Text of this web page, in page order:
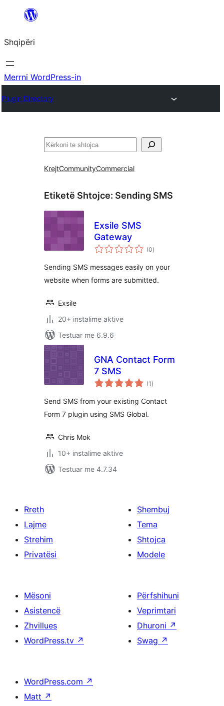
Hidhu
lënda
Shqipëri
Merrni WordPress-in
Plugin Directory
Kërko
KrejtCommunityCommercial
Etiketë Shtojce: Sending SMS
Exsile SMS
Gateway
(0vlerësime
gjithsej
)
Sending SMS messages easily on your
website when forms are submitted.
Exsile
20+ instalime aktive
Testuar me 6.9.6
GNA Contact Form
7 SMS
(1 vlerësime
gjithsej
)
Send SMS from your existing Contact
Form 7 plugin using SMS Global.
Chris Mok
10+ instalime aktive
Testuar me 4.7.34
Rreth
Lajme
Strehim
Privatësi
Shembuj
Tema
Shtojca
Modele
Mësoni
Asistencë
Zhvillues
WordPress.tv ↗
Përfshihuni
Veprimtari
Dhuroni ↗
Swag ↗
WordPress.com ↗
Matt ↗